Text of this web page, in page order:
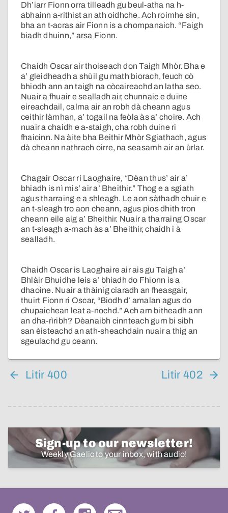
Dh’iarr Fionn orra tilleadh gu beul-atha na h-
abhainn a-rithist an ath oidhche. Ach roimhe sin,
bha an t-acras air Fionn is a chompanaich. “Faigh
biadh dhuinn,” arsa Fionn.
Chaidh Oscar air thoiseach don Taigh Mhòr. Bha e
a’ gleidheadh a shùil gu math biorach, feuch cò
bhiodh ann an taigh na còcaireachd an latha seo.
Nuair a fhuair e sealladh air, chunnaic e duine
eireachdail, calma air an robh dà cheann agus
ceithir làmhan, a’ togail na feòla às a’ choire. Ach
nuair a chaidh e a-staigh, cha robh duine ri
fhaicinn. Na àite bha Beithir Mhòr Sgiathach, agus
dà cheann nathrach oirre, na seasamh air an ùrlar.
Chagair Oscar ri Laoghaire, “Dèan thus’ air a’
bhiadh is nì mis’ air a’ Bheithir.” Thog e a sgiath
agus tharraing e a shleagh. Le aon sàthadh chuir e
an t-sleagh tro aon cheann, agus pìos dhith tron
cheann eile aig a’ Bheithir. Nuair a tharraing Oscar
an t-sleagh a-mach às a’ Bheithir, chaidh i à
sealladh.
Chaidh Oscar is Laoghaire air ais gu Taigh a’
Bhlàir Bhuidhe leis a’ bhiadh do Fhionn is a
dhaoine. Nuair a thàinig ciaradh an fheasgair,
thuirt Fionn ri Oscar, “Biodh d’ amalan agus do
chupaichean leat a-nochd.” Ach am bitheadh ann
an dha-rìribh? Dèanaibh cinnteach gum bi sibh
san èisteachd an ath-sheachdain nuair a thig an
sgeulachd gu ceann.
Litir 400 Litir 402
Sign-up to our newsletter!
Weekly Gaelic to your inbox, with audio!